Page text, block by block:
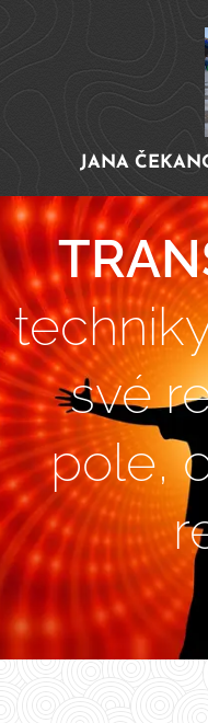
JANA
své
pole,